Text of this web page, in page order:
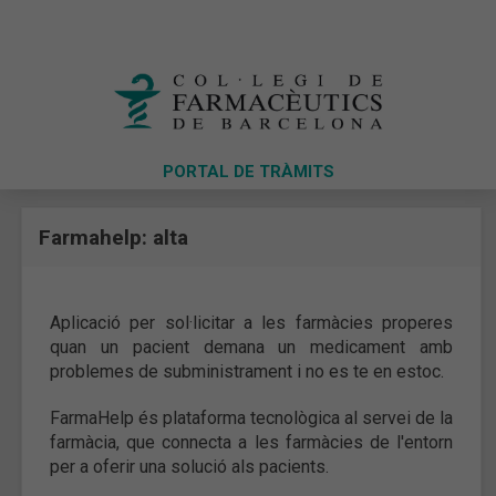
PORTAL DE TRÀMITS
Farmahelp: alta
Aplicació per sol·licitar a les farmàcies properes
quan un pacient demana un medicament amb
problemes de subministrament i no es te en estoc.
FarmaHelp és plataforma tecnològica al servei de la
farmàcia, que connecta a les farmàcies de l'entorn
per a oferir una solució als pacients.